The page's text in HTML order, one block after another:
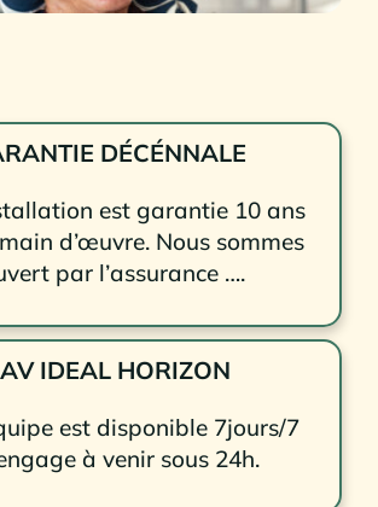
DÉCÉNNALE
est garantie 10 ans
d’œuvre. Nous sommes
par l’assurance ….
IDEAL HORIZON
est disponible 7jours/7
à venir sous 24h.